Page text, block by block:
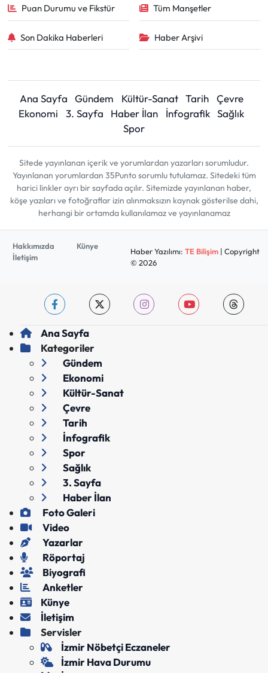
Puan Durumu ve Fikstür Tüm Manşetler
Son Dakika Haberleri Haber Arşivi
Ana Sayfa Gündem Kültür-Sanat Tarih
Çevre
Ekonomi
3. Sayfa Haber İlan İnfografik Sağlık
Spor
Sitede yayınlanan içerik ve yorumlardan yazarları sorumludur.
Yayınlanan yorumlardan 35Punto sorumlu tutulamaz. Sitedeki tüm
harici linkler ayrı bir sayfada açılır. Sitemizde yayınlanan haber,
köşe yazıları ve fotoğraflar izin alınmaksızın kaynak gösterilse dahi,
herhangi bir ortamda kullanılamaz ve yayınlanamaz
Hakkımızda
Künye
İletişim
Haber Yazılımı: TE Bilişim| Copyright
© 2026
Ana Sayfa
Kategoriler
Gündem
Ekonomi
Kültür-Sanat
Çevre
Tarih
İnfografik
Spor
Sağlık
3. Sayfa
Haber İlan
Foto Galeri
Video
Yazarlar
Röportaj
Biyografi
Anketler
Künye
İletişim
Servisler
İzmir Nöbetçi Eczaneler
İzmir Hava Durumu